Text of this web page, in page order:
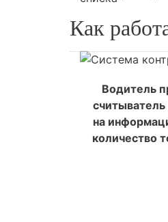
Как
Водитель
считыватель
на
количество